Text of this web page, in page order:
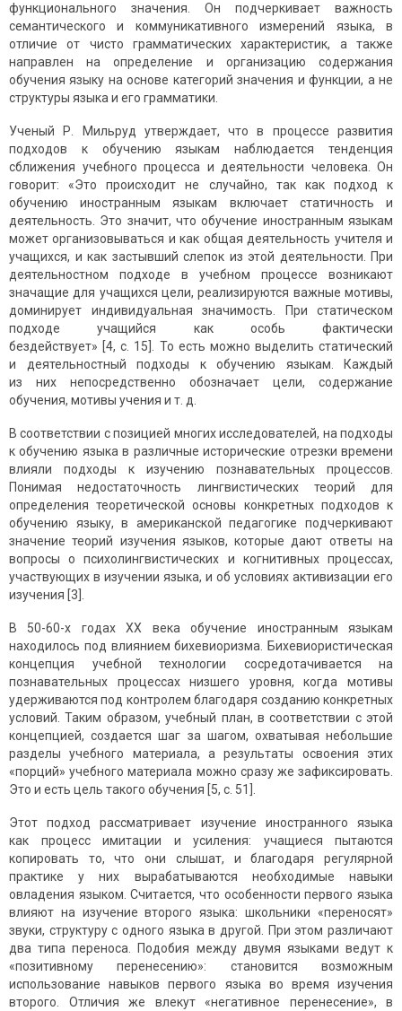
функционального значения. Он подчеркивает важность
семантического и коммуника­тивного измерений языка, в
отличие от чисто грамматических характеристик, а также
направлен на определение и организацию содержания
обучения языку на основе категорий значения и функции, а не
структуры языка и его грамматики.
Ученый Р. Мильруд утверждает, что в процессе развития
подходов к обучению языкам наблюдается тенденция
сближения учебного процесса и деятельности человека. Он
говорит: «Это происходит не случайно, так как подход к
обучению иностранным языкам включает статичность и
деятельность. Это значит, что обучение иностранным языкам
может организо­вываться и как общая деятельность учителя и
учащихся, и как застывший слепок из этой деятельности. При
деятельностном подходе в учебном процессе возникают
значащие для учащихся цели, реализируются важные мотивы,
доминирует индивидуальная значимость. При статическом
подходе учащийся как особь фактически
бездействует» [4, с. 15]. То есть можно выделить статический
и деятельностный подходы к обучению языкам. Каждый
из них непосредственно обозначает цели, содержание
обучения, мотивы учения и т. д.
В соответствии с позицией многих исследователей, на подходы
к обучению языка в различные исторические отрезки времени
влияли подходы к изучению познавательных процессов.
Понимая недоста­точность лингвистических теорий для
определения теоретической основы конкретных подходов к
обучению языку, в американской педагогике подчеркивают
значение теорий изучения языков, которые дают ответы на
вопросы о психолингвистических и когнитивных процессах,
участвующих в изучении языка, и об условиях активизации его
изучения [3].
В 50-60-х годах ХХ века обучение иностранным языкам
находилось под влиянием бихевиоризма. Бихевиористическая
концепция учебной технологии сосредотачивается на
познавательных процессах низшего уровня, когда мотивы
удерживаются под конт­ролем благодаря созданию конкретных
условий. Таким образом, учебный план, в соответствии с этой
концепцией, создается шаг за шагом, охватывая небольшие
разделы учебного материала, а результаты освоения этих
«порций» учебного материала можно сразу же зафиксировать.
Это и есть цель такого обучения [5, с. 51].
Этот подход рассматривает изучение иностранного языка
как процесс имитации и усиления: учащиеся пытаются
копировать то, что они слышат, и благодаря регулярной
практике у них вырабатываются необходимые навыки
овладения языком. Считается, что особенности первого языка
влияют на изучение второго языка: школьники «переносят»
звуки, структуру с одного языка в другой. При этом различают
два типа переноса. Подобия между двумя языками ведут к
«позитивному перенесению»: становится возможным
использование навыков первого языка во время изучения
второго. Отличия же влекут «негативное перенесение», в